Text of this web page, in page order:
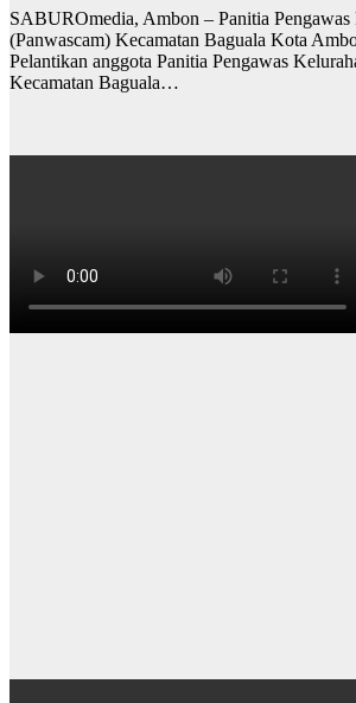
SABUROmedia, Ambon – Panitia Pengawas
(Panwascam) Kecamatan Baguala Kota
Pelantikan anggota Panitia Pengawas
Kecamatan Baguala…